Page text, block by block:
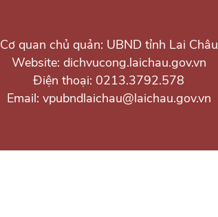
Cơ quan chủ quản: UBND tỉnh Lai Châu
Website: dichvucong.laichau.gov.vn
Điện thoại: 0213.3792.578
Email: vpubndlaichau@laichau.gov.vn